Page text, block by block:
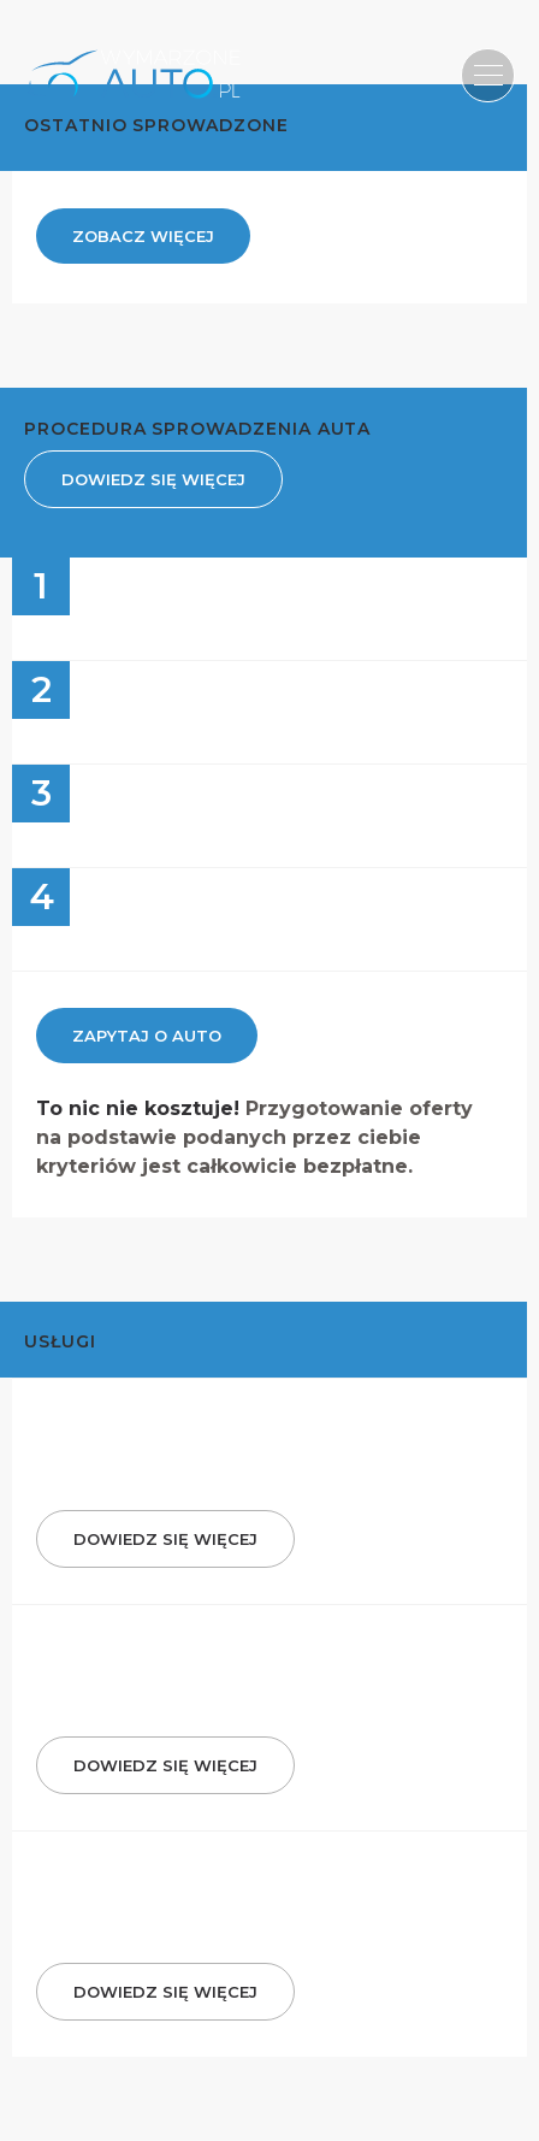
OSTATNIO SPROWADZONE
ZOBACZ WIĘCEJ
PROCEDURA SPROWADZENIA AUTA
DOWIEDZ SIĘ WIĘCEJ
1
2
3
4
ZAPYTAJ O AUTO
To nic nie kosztuje! Przygotowanie oferty
na podstawie podanych przez ciebie
kryteriów jest całkowicie bezpłatne.
USŁUGI
DOWIEDZ SIĘ WIĘCEJ
DOWIEDZ SIĘ WIĘCEJ
DOWIEDZ SIĘ WIĘCEJ